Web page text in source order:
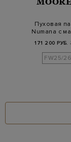
Пуховая
Numana с
171 200 РУБ.
FW25/26